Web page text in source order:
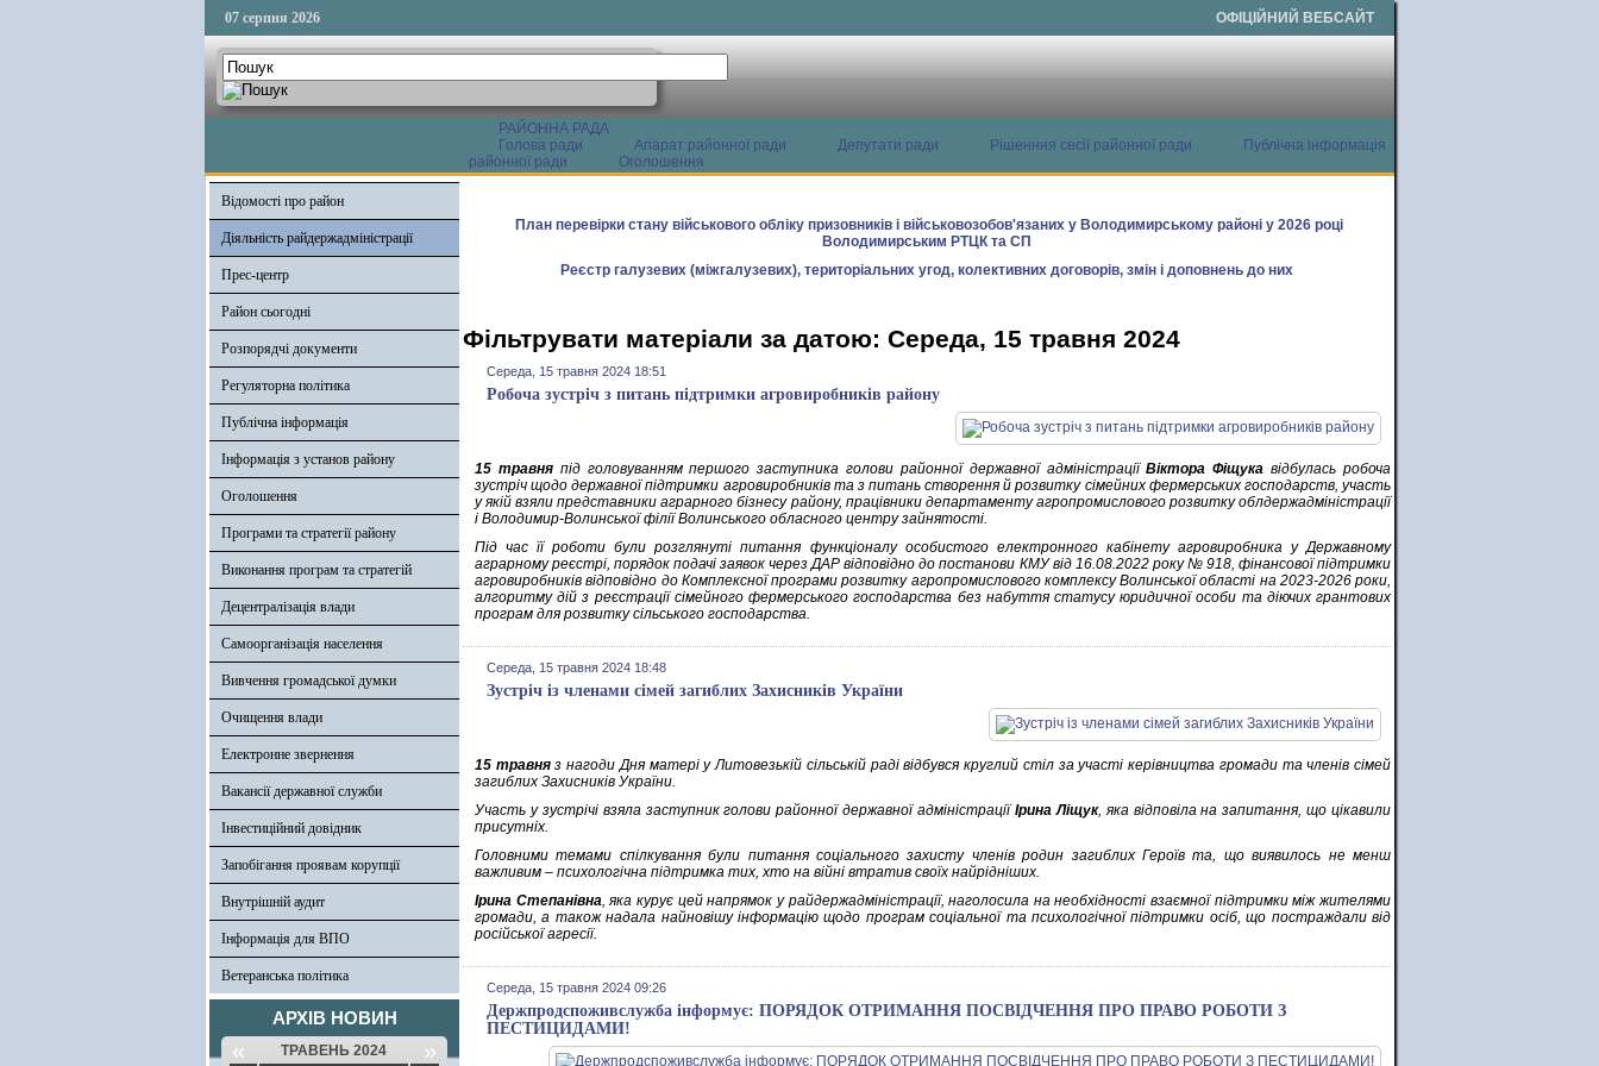
07 серпня 2026 ОФІЦІЙНИЙ ВЕБСАЙТ
РАЙОННА РАДА
Голова ради
Апарат районної ради Депутати ради Рішенння сесії районної ради
Публічна інформація
районної ради
Оголошення
Відомості про район
Діяльність райдержадміністрації
Прес-центр
Район сьогодні
Розпорядчі документи
Регуляторна політика
Публічна інформація
Інформація з установ району
Оголошення
Програми та стратегії району
Виконання програм та стратегій
Децентралізація влади
Самоорганізація населення
Вивчення громадської думки
Очищення влади
Електронне звернення
Вакансії державної служби
Інвестиційний довідник
Запобігання проявам корупції
Внутрішній аудит
Інформація для ВПО
Ветеранська політика
АРХІВ НОВИН
« ТРАВЕНЬ 2024 »
План перевірки стану військового обліку призовників і військовозобов'язаних у Володимирському районі у 2026 році
Володимирським РТЦК та СП
Реєстр галузевих (міжгалузевих), територіальних угод, колективних договорів, змін і доповнень до них
Фільтрувати матеріали за датою: Середа, 15 травня 2024
Середа, 15 травня 2024 18:51
Робоча зустріч з питань підтримки агровиробників району
15 травняпід головуванням першого заступника голови районної державної адміністраціїВіктора Фіщука відбулась робоча
зустріч щодо державної підтримки агровиробників та з питань створення й розвитку сімейних фермерських господарств, участь
у якій взяли представники аграрного бізнесу району, працівники департаменту агропромислового розвитку облдержадміністрації
і Володимир-Волинської філії Волинського обласного центру зайнятості.
Під час її роботи були розглянуті питання функціоналу особистого електронного кабінету агровиробника у Державному
аграрному реєстрі, порядок подачі заявок через ДАР відповідно до постанови КМУ від 16.08.2022 року № 918, фінансової підтримки
агровиробників відповідно до Комплексної програми розвитку агропромислового комплексу Волинської області на 2023-2026 роки,
алгоритму дій з реєстрації сімейного фермерського господарства без набуття статусу юридичної особи та діючих грантових
програм для розвитку сільського господарства.
Середа, 15 травня 2024 18:48
Зустріч із членами сімей загиблих Захисників України
15 травняз нагоди Дня матері у Литовезькій сільській раді відбувся круглий стіл за участі керівництва громади та членів сімей
загиблих Захисників України.
Участь у зустрічі взяла заступник голови районної державної адміністрації Ірина Ліщук, яка відповіла на запитання, що цікавили
присутніх.
Головними темами спілкування були питання соціального захисту членів родин загиблих Героїв та, що виявилось не менш
важливим – психологічна підтримка тих, хто на війні втратив своїх найрідніших.
Ірина Степанівна, яка курує цей напрямок у райдержадміністрації, наголосила на необхідності взаємної підтримки між жителями
громади, а також надала найновішу інформацію щодо програм соціальної та психологічної підтримки осіб, що постраждали від
російської агресії.
Середа, 15 травня 2024 09:26
Держпродспоживслужба інформує: ПОРЯДОК ОТРИМАННЯ ПОСВІДЧЕННЯ ПРО ПРАВО РОБОТИ З
ПЕСТИЦИДАМИ!